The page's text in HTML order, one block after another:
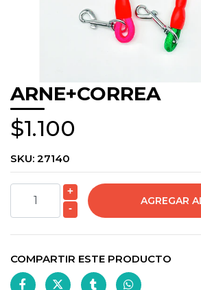
ARNE+CORREA
$1.100
SKU: 27140
+
-
COMPARTIR ESTE PRODUCTO